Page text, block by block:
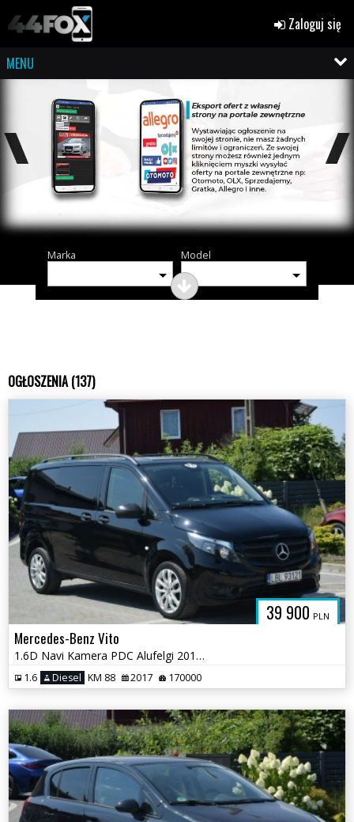
Zaloguj się
MENU
Marka Model
OGŁOSZENIA (137)
39 900 PLN
Mercedes-Benz Vito
1.6D Navi Kamera PDC Alufelgi 2017r Sprowadzony
1.6 Diesel KM 88 2017 170000